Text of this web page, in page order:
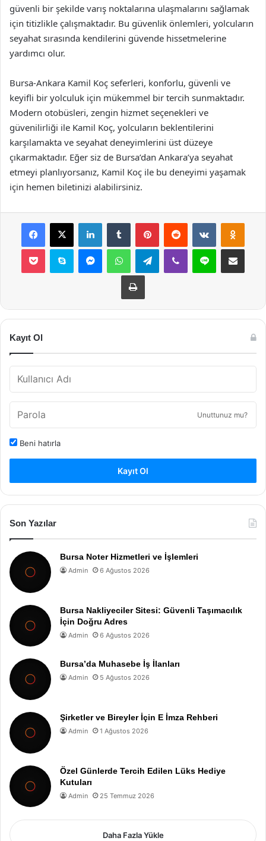
güvenli bir şekilde varış noktalarına ulaşmalarını sağlamak
için titizlikle çalışmaktadır. Bu güvenlik önlemleri, yolcuların
seyahat sırasında kendilerini güvende hissetmelerine
yardımcı olur.
Bursa-Ankara Kamil Koç seferleri, konforlu, güvenli ve
keyifli bir yolculuk için mükemmel bir tercih sunmaktadır.
Modern otobüsleri, zengin hizmet seçenekleri ve
güvenilirliği ile Kamil Koç, yolcuların beklentilerini
karşılamakta ve seyahat deneyimlerini üst düzeye
çıkarmaktadır. Eğer siz de Bursa’dan Ankara’ya seyahat
etmeyi planlıyorsanız, Kamil Koç ile bu deneyimi yaşamak
için hemen biletinizi alabilirsiniz.
Facebook
X LinkedInTumblr PinterestReddit VKontakte
Pocket Skype MessengerWhatsAppTelegramViber Line E-Posta ile
Yazdır
Kayıt Ol
Unuttunuz mu?
Beni hatırla
Kayıt Ol
Son Yazılar
Bursa Noter Hizmetleri ve İşlemleri
Admin 6 Ağustos 2026
Bursa Nakliyeciler Sitesi: Güvenli Taşımacılık
İçin Doğru Adres
Admin 6 Ağustos 2026
Bursa’da Muhasebe İş İlanları
Admin 5 Ağustos 2026
Şirketler ve Bireyler İçin E İmza Rehberi
Admin 1 Ağustos 2026
Özel Günlerde Tercih Edilen Lüks Hediye
Kutuları
Admin 25 Temmuz 2026
Daha Fazla Yükle